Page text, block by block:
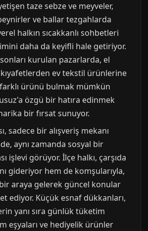
taze sebze ve meyveler,
ve ballar tezgahlarda
halkın sıcakkanlı sohbetleri
daha da keyifli hale getiriyor.
kurulan pazarlarda, el
kıyafetlerden ev tekstil ürünlerine
ürünü bulmak mümkün
özgü bir hatıra edinmek
bir fırsat sunuyor.
sadece bir alışveriş mekanı
aynı zamanda sosyal bir
işlevi görüyor. İlçe halkı, çarşıda
gideriyor hem de komşularıyla,
araya gelerek güncel konular
ediyor. Küçük esnaf dükkanları,
yanı sıra günlük tüketim
eşyaları ve hediyelik ürünler